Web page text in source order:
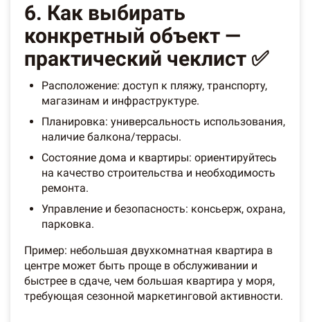
6. Как выбирать
конкретный объект —
практический чеклист ✅
Расположение: доступ к пляжу, транспорту,
магазинам и инфраструктуре.
Планировка: универсальность использования,
наличие балкона/террасы.
Состояние дома и квартиры: ориентируйтесь
на качество строительства и необходимость
ремонта.
Управление и безопасность: консьерж, охрана,
парковка.
Пример: небольшая двухкомнатная квартира в
центре может быть проще в обслуживании и
быстрее в сдаче, чем большая квартира у моря,
требующая сезонной маркетинговой активности.